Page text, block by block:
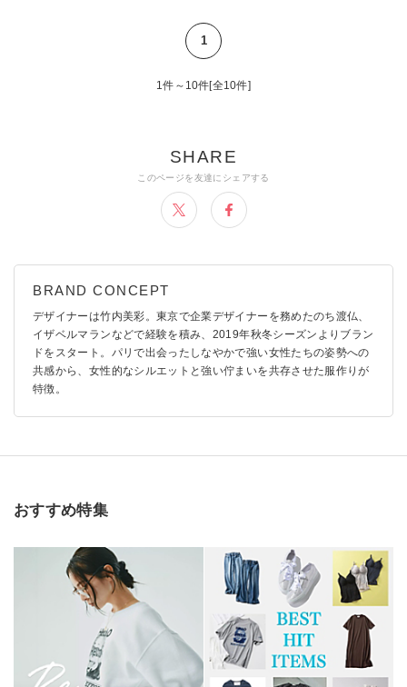
1
1件～10件[全10件]
デザイナーは竹内美彩。東京で企業デザイナーを務めたのち渡仏、
イザベルマランなどで経験を積み、2019年秋冬シーズンよりブラン
ドをスタート。パリで出会ったしなやかで強い女性たちの姿勢への
共感から、女性的なシルエットと強い佇まいを共存させた服作りが
特徴。
おすすめ特集